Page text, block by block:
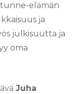
elämän
ja
julkisuutta ja
oma
Juha